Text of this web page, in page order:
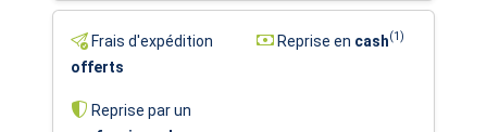
Frais d'expédition
offerts
Reprise en cash(1)
Reprise par un